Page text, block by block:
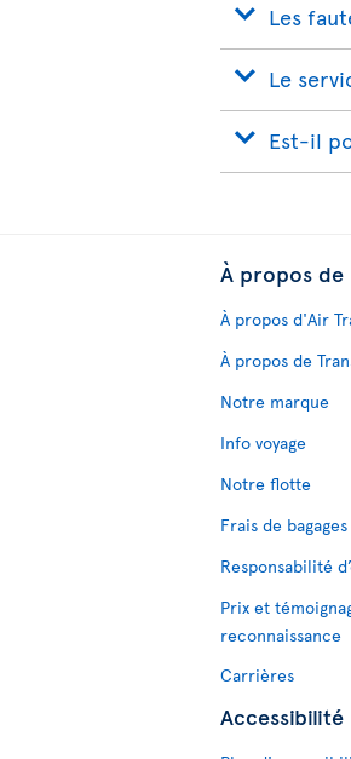
Les
Le
Est-il
À propos de
À propos d'Air
À propos de
Notre marque
Info voyage
Notre flotte
Frais de bagages
Responsabilité
Prix et
reconnaissance
Carrières
Accessibilité